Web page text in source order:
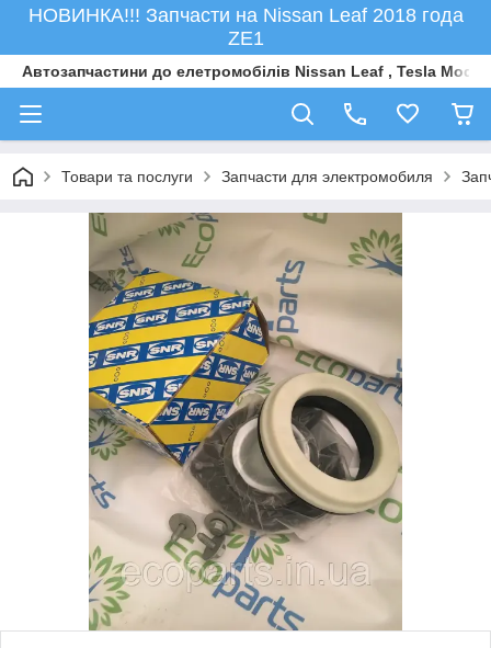
НОВИНКА!!! Запчасти на Nissan Leaf 2018 года
ZE1
Автозапчастини до елетромобiлiв Nissan Leaf , Tesla Model
Товари та послуги Запчасти для электромобиля